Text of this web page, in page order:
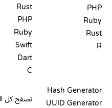
PHP
Ruby
Rust
R
Rust
PHP
Ruby
Swift
Dart
C
Hash Generator
UUID Generator
تصفح كل